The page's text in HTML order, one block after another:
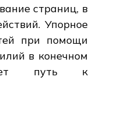
страниц, в
Упорное
при помощи
в конечном
путь к